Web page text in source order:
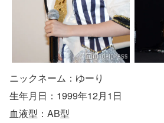
ニックネーム：ゆーり
生年月日：1999年12月1日
血液型：AB型